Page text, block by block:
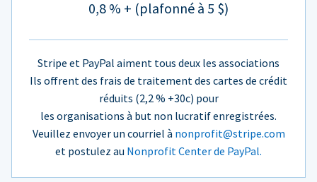
0,8 % + (plafonné à 5 $)
Stripe et PayPal aiment tous deux les associations
Ils offrent des frais de traitement des cartes de crédit
réduits (2,2 % +30c) pour
les organisations à but non lucratif enregistrées.
Veuillez envoyer un courriel à nonprofit@stripe.com
et postulez au Nonprofit Center de PayPal.